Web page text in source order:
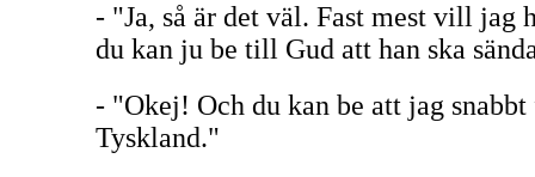
- "Ja, så är det väl. Fast mest vill jag
du kan ju be till Gud att han ska
- "Okej! Och du kan be att jag
Tyskland."